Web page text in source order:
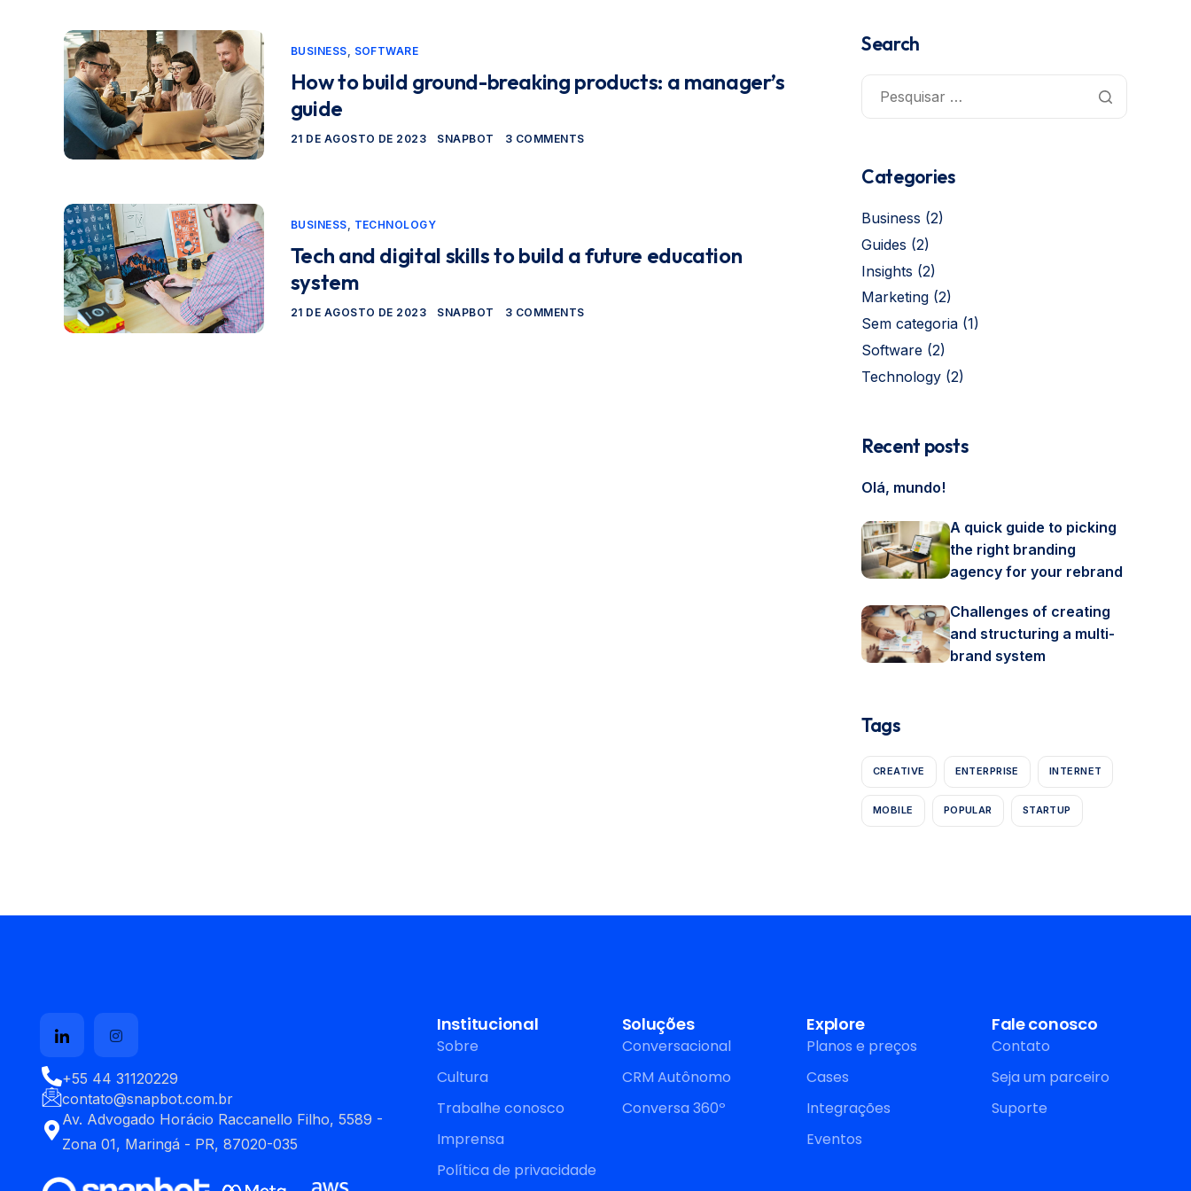
BUSINESS, SOFTWARE
How to build ground-breaking products: a manager’s
guide
21 DE AGOSTO DE 2023 SNAPBOT 3 COMMENTS
BUSINESS, TECHNOLOGY
Tech and digital skills to build a future education
system
21 DE AGOSTO DE 2023 SNAPBOT 3 COMMENTS
Search
Categories
Business (2)
Guides (2)
Insights (2)
Marketing (2)
Sem categoria (1)
Software (2)
Technology (2)
Recent posts
Olá, mundo!
A quick guide to picking
the right branding
agency for your rebrand
Challenges of creating
and structuring a multi-
brand system
Tags
CREATIVE ENTERPRISE INTERNET
MOBILE POPULAR STARTUP
+55 44 31120229
contato@snapbot.com.br
Av. Advogado Horácio Raccanello Filho, 5589 -
Zona 01, Maringá - PR, 87020-035
Institucional
Sobre
Cultura
Trabalhe conosco
Imprensa
Política de privacidade
Soluções
Conversacional
CRM Autônomo
Conversa 360º
Explore
Planos e preços
Cases
Integrações
Eventos
Fale conosco
Contato
Seja um parceiro
Suporte